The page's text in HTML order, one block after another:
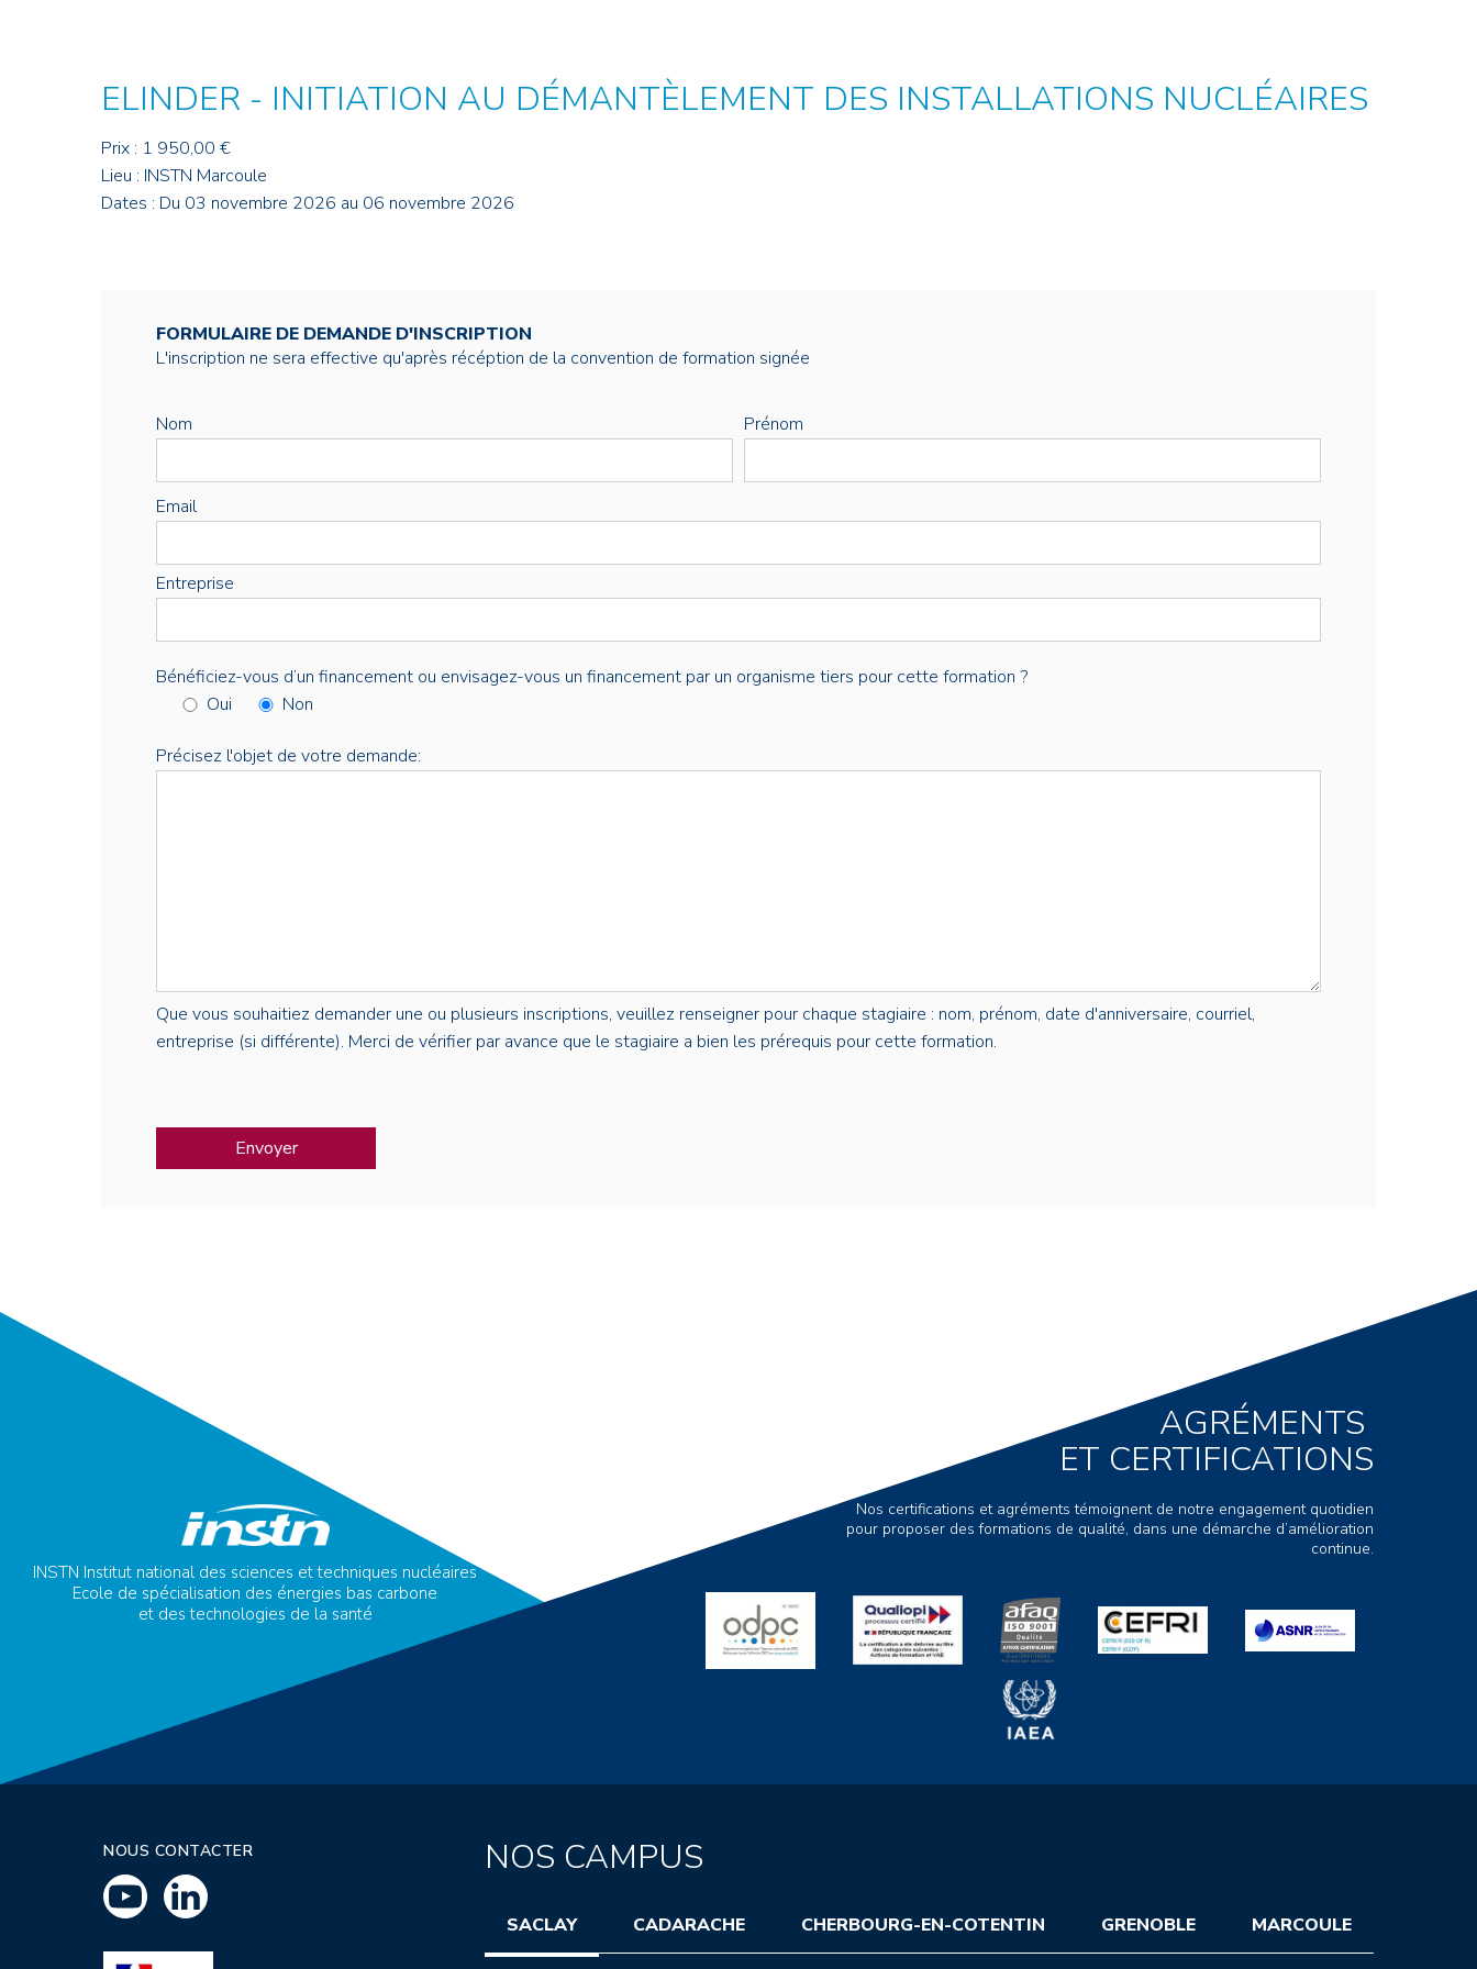
ELINDER - INITIATION AU DÉMANTÈLEMENT DES INSTALLATIONS NUCLÉAIRES
Prix : 1 950,00 €
Lieu : INSTN Marcoule
Dates : Du 03 novembre 2026 au 06 novembre 2026
FORMULAIRE DE DEMANDE D'INSCRIPTION
L'inscription ne sera effective qu'après récéption de la convention de formation signée
Nom Prénom
Email
Entreprise
Bénéficiez-vous d’un financement ou envisagez-vous un financement par un organisme tiers pour cette formation ?
Oui
Non
Précisez l'objet de votre demande:
Que vous souhaitiez demander une ou plusieurs inscriptions, veuillez renseigner pour chaque stagiaire : nom, prénom, date d'anniversaire, courriel,
entreprise (si différente). Merci de vérifier par avance que le stagiaire a bien les prérequis pour cette formation.
INSTN Institut national des sciences et techniques nucléaires
Ecole de spécialisation des énergies bas carbone
et des technologies de la santé
AGRÉMENTS
ET CERTIFICATIONS
Nos certifications et agréments témoignent de notre engagement quotidien
pour proposer des formations de qualité, dans une démarche d’amélioration
continue.
NOUS CONTACTER NOS CAMPUS
SACLAY CADARACHE CHERBOURG-EN-COTENTIN GRENOBLE MARCOULE